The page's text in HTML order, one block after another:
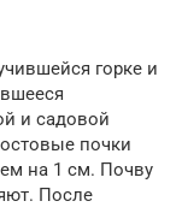
горке и
и садовой
почки
на 1 см. Почву
После